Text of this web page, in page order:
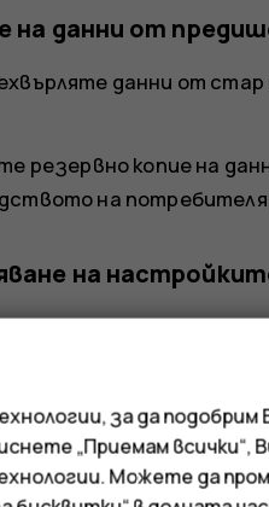
на данни от
данни от
резервно копие на
на потребителя
на
ви устройство е било
ви в профила ви в
си.
Настройки>Пароли и
за да
„Приемам всички“,
Можете да